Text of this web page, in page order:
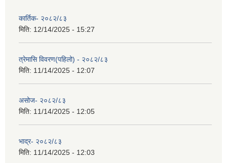
कार्तिक- २०८२/८३
मिति: 12/14/2025 - 15:27
त्रेमासि विवरण(पहिलो) - २०८२/८३
मिति: 11/14/2025 - 12:07
असोज- २०८२/८३
मिति: 11/14/2025 - 12:05
भाद्र- २०८२/८३
मिति: 11/14/2025 - 12:03